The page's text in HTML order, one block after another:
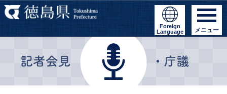
Foreign
Language
メニュー